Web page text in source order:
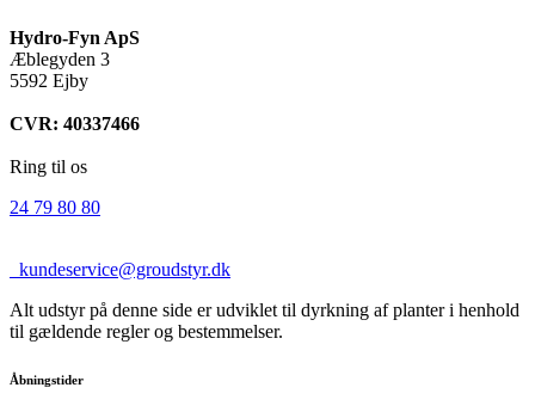
Hydro-Fyn ApS
Æblegyden 3
5592 Ejby
CVR: 40337466
Ring til os
24 79 80 80
kundeservice@groudstyr.dk
Alt udstyr på denne side er udviklet til dyrkning af planter i henhold
til gældende regler og bestemmelser.
Åbningstider